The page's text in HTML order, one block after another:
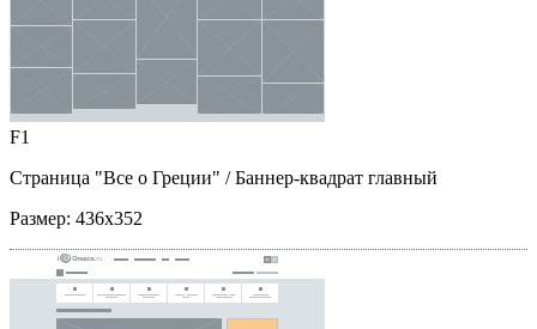
F1
Страница "Все о Греции" / Баннер-квадрат главный
Размер: 436x352